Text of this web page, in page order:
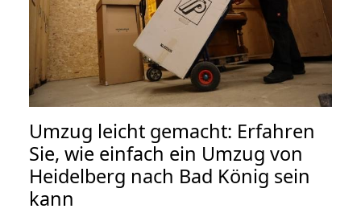
Umzug leicht gemacht: Erfahren
Sie, wie einfach ein Umzug von
Heidelberg nach Bad König sein
kann